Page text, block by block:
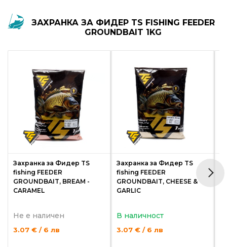
ЗАХРАНКА ЗА ФИДЕР TS FISHING FEEDER
GROUNDBAIT 1KG
Захранка за Фидер TS
fishing FEEDER
GROUNDBAIT, BREAM -
CARAMEL
Не е наличен
3.07 € / 6 лв
Захранка за Фидер TS
fishing FEEDER
GROUNDBAIT, CHEESE &
GARLIC
В наличност
3.07 € / 6 лв